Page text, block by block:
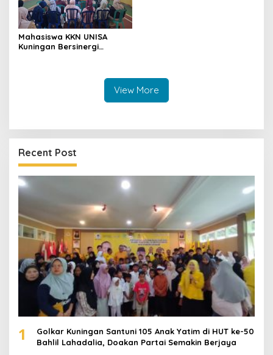
Mahasiswa KKN UNISA
Kuningan Bersinergi
ASI, Cegah Stunting hingga
View More
Recent Post
1
Golkar Kuningan Santuni 105 Anak Yatim di HUT ke-50
Bahlil Lahadalia, Doakan Partai Semakin Berjaya